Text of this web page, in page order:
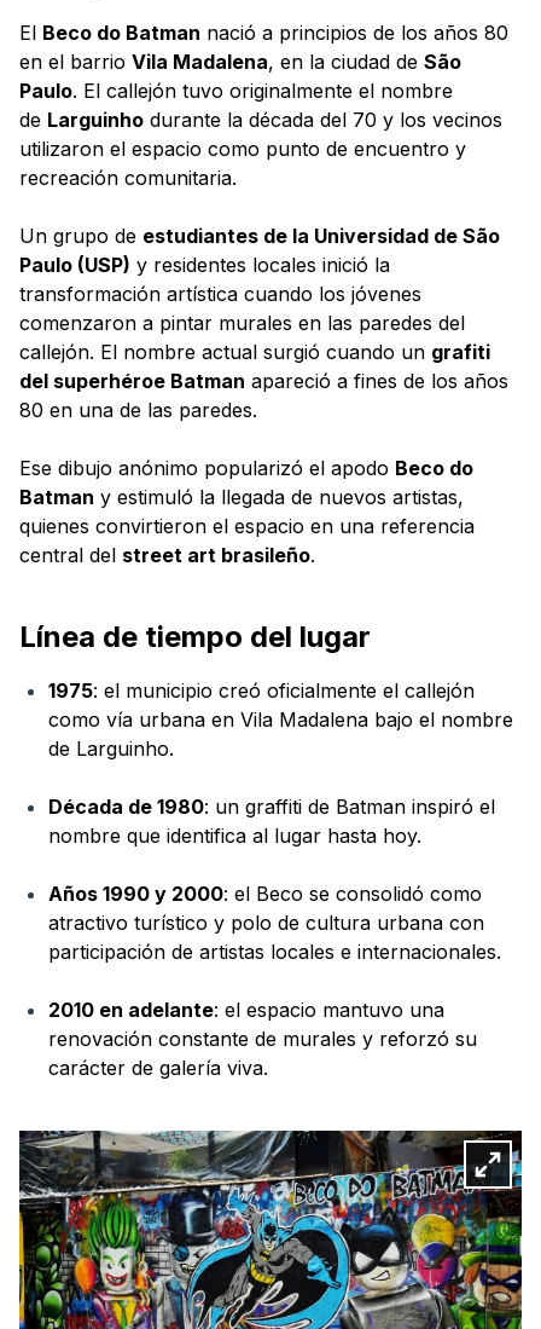
El Beco do Batman nació a principios de los años 80
en el barrio Vila Madalena, en la ciudad de São
Paulo. El callejón tuvo originalmente el nombre
de Larguinho durante la década del 70 y los vecinos
utilizaron el espacio como punto de encuentro y
recreación comunitaria.
Un grupo de estudiantes de la Universidad de São
Paulo (USP) y residentes locales inició la
transformación artística cuando los jóvenes
comenzaron a pintar murales en las paredes del
callejón. El nombre actual surgió cuando un grafiti
del superhéroe Batman apareció a fines de los años
80 en una de las paredes.
Ese dibujo anónimo popularizó el apodo Beco do
Batman y estimuló la llegada de nuevos artistas,
quienes convirtieron el espacio en una referencia
central del street art brasileño.
Línea de tiempo del lugar
1975: el municipio creó oficialmente el callejón
como vía urbana en Vila Madalena bajo el nombre
de Larguinho.
Década de 1980: un graffiti de Batman inspiró el
nombre que identifica al lugar hasta hoy.
Años 1990 y 2000: el Beco se consolidó como
atractivo turístico y polo de cultura urbana con
participación de artistas locales e internacionales.
2010 en adelante: el espacio mantuvo una
renovación constante de murales y reforzó su
carácter de galería viva.